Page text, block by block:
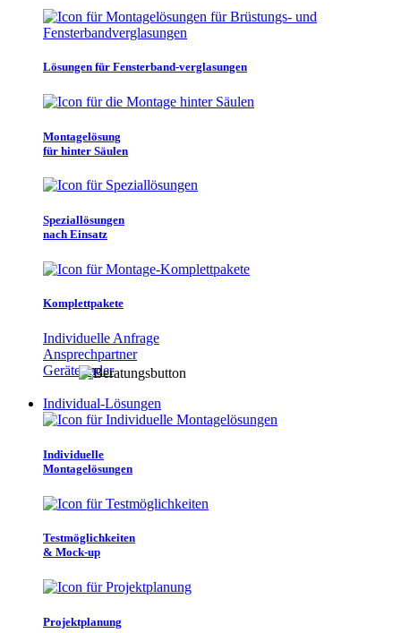
Lösungen für Fensterband-verglasungen
Montagelösung
für hinter Säulen
Speziallösungen
nach Einsatz
Komplettpakete
Individuelle Anfrage
Ansprechpartner
Gerätefinder
Individual-Lösungen
Individuelle
Montagelösungen
Testmöglichkeiten
& Mock-up
Projektplanung